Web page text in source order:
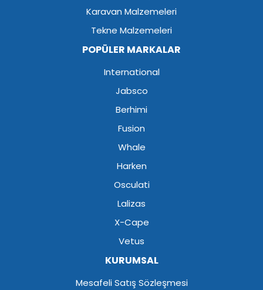
Karavan Malzemeleri
Tekne Malzemeleri
POPÜLER MARKALAR
International
Jabsco
Berhimi
Fusion
Whale
Harken
Osculati
Lalizas
X-Cape
Vetus
KURUMSAL
Mesafeli Satış Sözleşmesi